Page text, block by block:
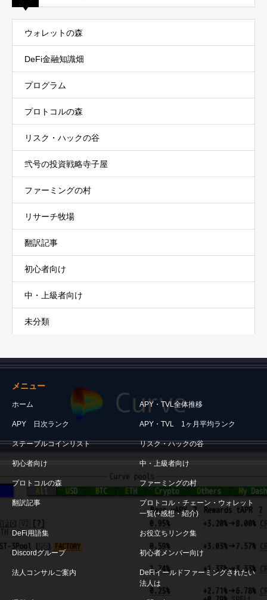
ウォレットの森
DeFi金融知識畑
プログラム
プロトコルの森
リスク・ハックの谷
弐号の投資戦略寺子屋
ファーミングの村
リサーチ牧場
翻訳記事
初心者向け
中・上級者向け
未分類
メニュー
ホーム APY・TVL全体推移
APY 日次ランク APY・TVL 1ヶ月平均ランク
ステーブルコインリスト リスク・ハックの谷
初心者向け 中・上級者向け
プロトコルの森 ファーミングの村
翻訳記事
プロトコル・チェーン・ウォレット
一覧(+感想・紹介)
DeFi用語集 お役立ちリンク集
Discordグループ 初心者メンバー向け
法人コンサルご案内
DeFiイールドファーミングされたい
法人は